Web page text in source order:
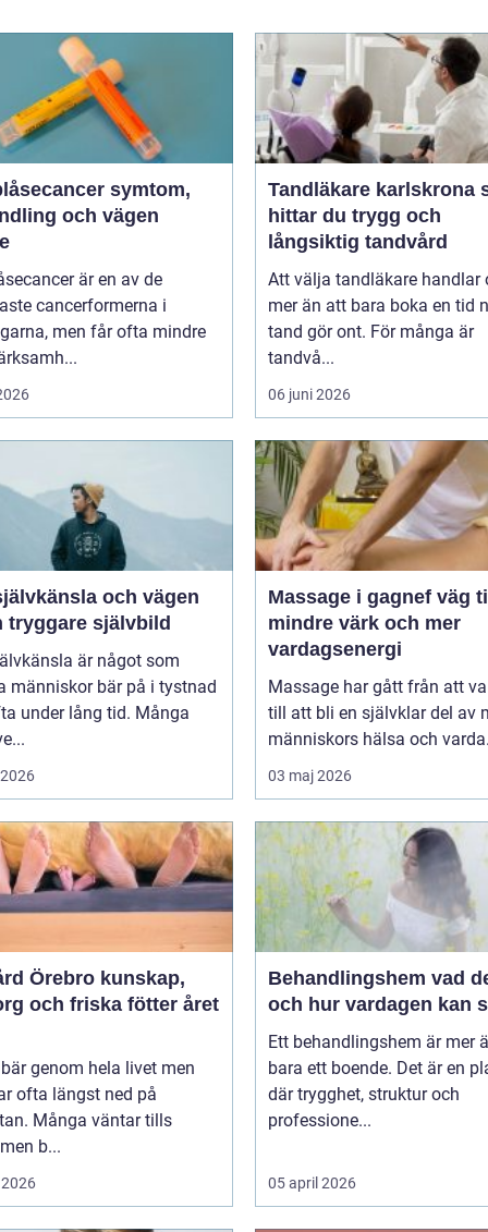
symtom,
och vägen
är en av de
cancerformerna i
men får ofta mindre
Tandläkare karlskrona så
hittar du trygg och
långsiktig tandvård
Att välja tandläkare handlar
mer än att bara boka en tid
tand gör ont. För många är
tandvå...
06 juni 2026
och vägen
tryggare självbild
är något som
människor bär på i tystnad
under lång tid. Många
Massage i gagnef väg till
mindre värk och mer
vardagsenergi
Massage har gått från att
till att bli en självklar del av
människors hälsa och
03 maj 2026
kunskap,
och friska fötter året
genom hela livet men
ofta längst ned på
Många väntar tills
b...
Behandlingshem vad det är
och hur vardagen kan
Ett behandlingshem är mer
bara ett boende. Det är en
där trygghet, struktur och
professione...
05 april 2026